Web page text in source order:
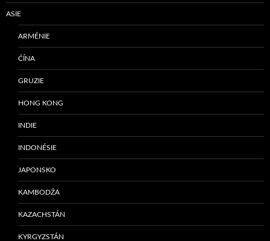
ASIE
ARMÉNIE
ČÍNA
GRUZIE
HONG KONG
INDIE
INDONÉSIE
JAPONSKO
KAMBODŽA
KAZACHSTÁN
KYRGYZSTÁN